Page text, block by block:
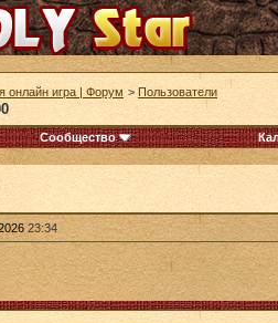
онлайн игра | Форум > Пользователи
Сообщество
23:34